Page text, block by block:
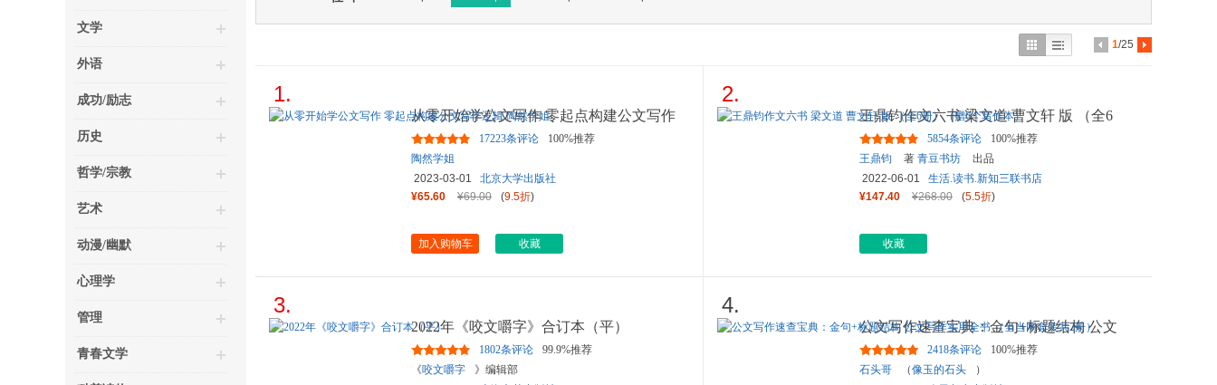
文学
外语
成功/励志
历史
哲学/宗教
艺术
动漫/幽默
心理学
管理
青春文学
1/25
1.
从零开始学公文写作 零起点构建公文写作
逻辑 陶然学姐17223条评论
100%推荐
陶然学姐
2023-03-01
北京大学出版社
¥65.60
¥69.00 (9.5折)
加入购物车 收藏
2.
王鼎钧作文六书 梁文道 曹文轩 版 （全6
册）（赠6个写作本）
5854条评论
100%推荐
王鼎钧
著 青豆书坊
出品
2022-06-01
生活.读书.新知三联书店
¥147.40
¥268.00 (5.5折)
收藏
3.
2022年《咬文嚼字》合订本（平）
1802条评论
99.9%推荐
《咬文嚼字
》编辑部
4.
公文写作速查宝典：金句+标题结构 公文
写作实用全书 （当当网套装...
2418条评论
100%推荐
石头哥
（像玉的石头
）